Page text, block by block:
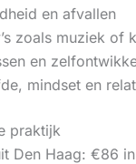
en afvallen
zoals muziek of
en
mindset en
praktijk
Den Haag: €86